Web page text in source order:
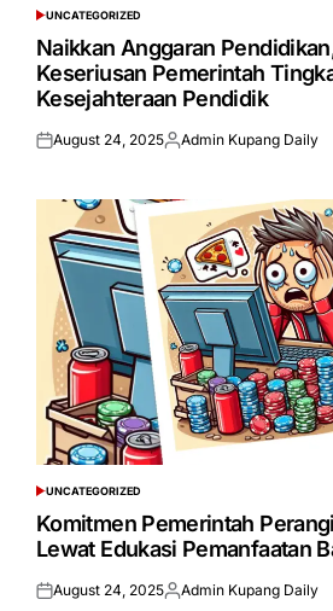
POSTED
IN
UNCATEGORIZED
Naikkan Anggaran
Keseriusan Pemerintah
Kesejahteraan Pendidik
Posted
August 24, 2025Posted
Admin Kupang Daily
POSTED
IN
UNCATEGORIZED
Komitmen Pemerintah
Lewat Edukasi Pemanfaatan
Posted
August 24, 2025Posted
Admin Kupang Daily